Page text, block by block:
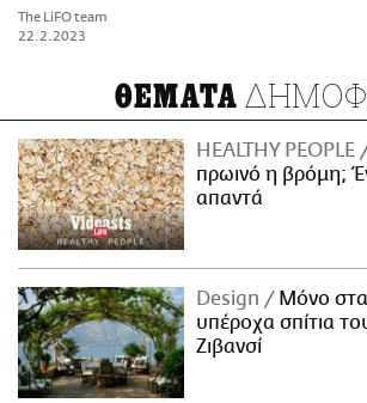
The LiFO team
22.2.2023
ΘΕΜΑΤΑ
HEALTHY PEOPLE
πρωινό η βρόμη;
απαντά
Design
Μόνο στα
υπέροχα σπίτια
Ζιβανσί